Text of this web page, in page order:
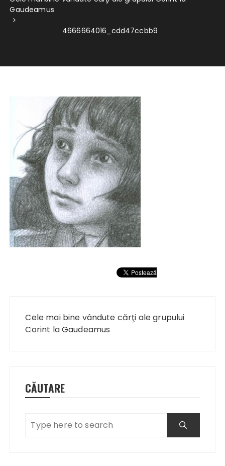
Gaudeamus
4666664016_cdd47ccbb9
articole
Cele mai bine vândute cărţi ale grupului
Corint la Gaudeamus
CĂUTARE